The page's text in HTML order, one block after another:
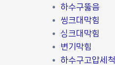
하수구뚫음
씽크대막힘
싱크대막힘
변기막힘
하수구고압세척